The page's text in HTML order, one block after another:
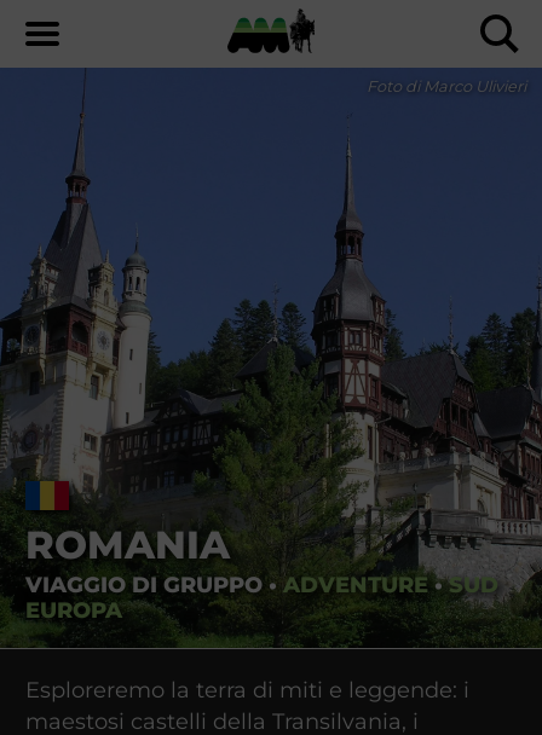
ROMANIA
VIAGGIO DI GRUPPO• ADVENTURE•SUD
EUROPA
Foto di Marco Ulivieri
Esploreremo la terra di miti e leggende: i
maestosi castelli della Transilvania, i